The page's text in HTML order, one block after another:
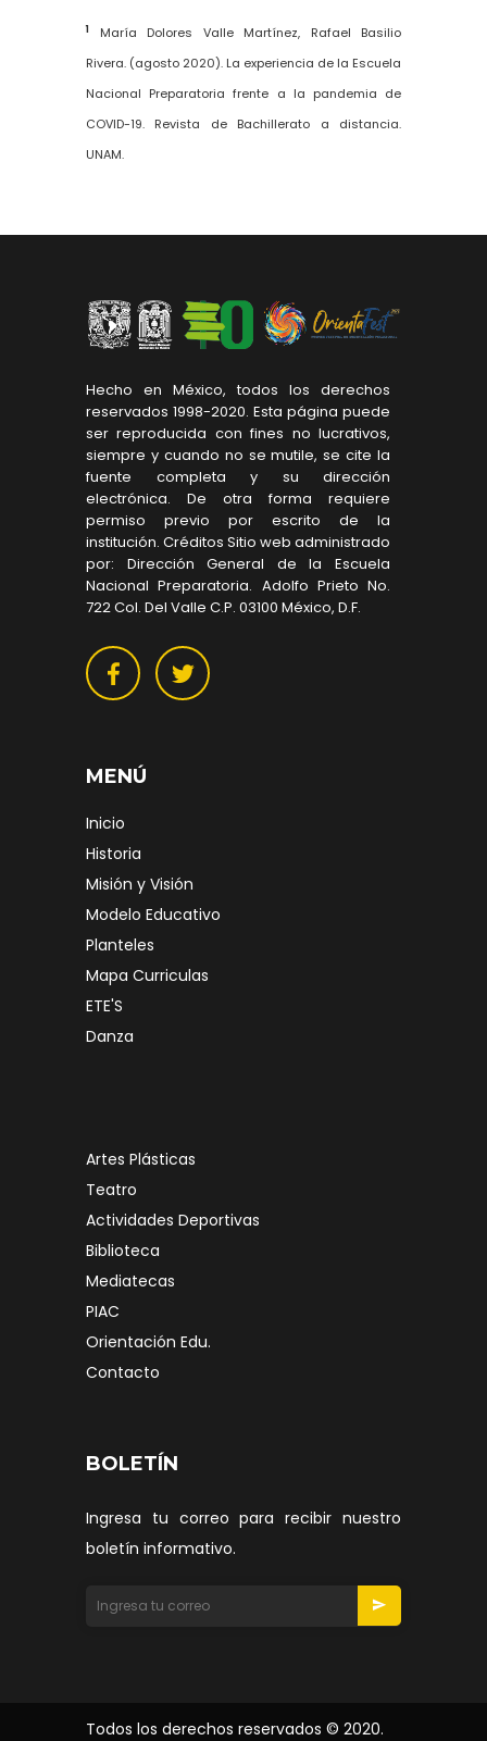
1
María Dolores Valle Martínez, Rafael Basilio
Rivera. (agosto 2020). La experiencia de la Escuela
Nacional Preparatoria frente a la pandemia de
COVID-19. Revista de Bachillerato a distancia.
UNAM.
Hecho en México, todos los derechos
reservados 1998-2020. Esta página puede
ser reproducida con fines no lucrativos,
siempre y cuando no se mutile, se cite la
fuente completa y su dirección
electrónica. De otra forma requiere
permiso previo por escrito de la
institución. Créditos Sitio web administrado
por: Dirección General de la Escuela
Nacional Preparatoria. Adolfo Prieto No.
722 Col. Del Valle C.P. 03100 México, D.F.
MENÚ
Inicio
Historia
Misión y Visión
Modelo Educativo
Planteles
Mapa Curriculas
ETE'S
Danza
Artes Plásticas
Teatro
Actividades Deportivas
Biblioteca
Mediatecas
PIAC
Orientación Edu.
Contacto
BOLETÍN
Ingresa tu correo para recibir nuestro
boletín informativo.
Todos los derechos reservados © 2020.